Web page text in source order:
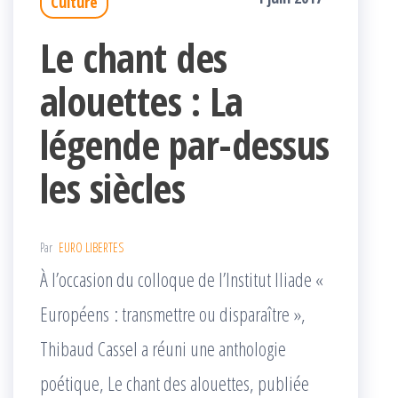
Le chant des
alouettes : La
légende par-dessus
les siècles
Par EURO LIBERTES
À l’occasion du colloque de l’Institut Iliade «
Européens : transmettre ou disparaître »,
Thibaud Cassel a réuni une anthologie
poétique, Le chant des alouettes, publiée